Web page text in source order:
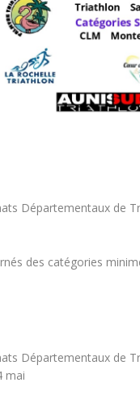
Départementaux de
des catégories
Départementaux de
mai